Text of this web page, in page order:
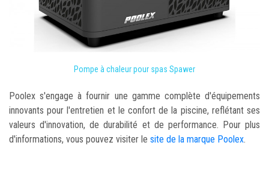
Pompe à chaleur pour spas Spawer
Poolex s'engage à fournir une gamme complète d'équipements
innovants pour l'entretien et le confort de la piscine, reflétant ses
valeurs d'innovation, de durabilité et de performance. Pour plus
d'informations, vous pouvez visiter le site de la marque Poolex